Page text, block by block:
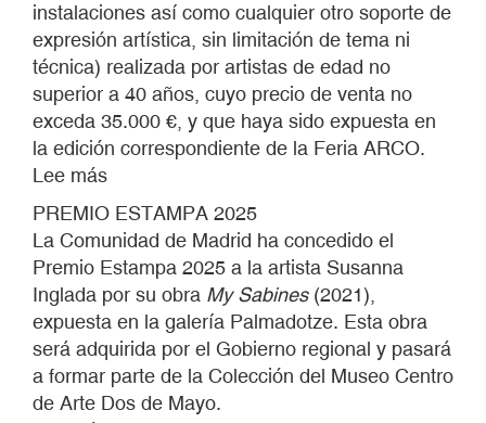
instalaciones así como cualquier otro soporte de
expresión artística, sin limitación de tema ni
técnica) realizada por artistas de edad no
superior a 40 años, cuyo precio de venta no
exceda 35.000 €, y que haya sido expuesta en
la edición correspondiente de la Feria ARCO.
Lee más
PREMIO
ESTAMPA
2025
PREMIO ESTAMPA 2025
La Comunidad de Madrid ha concedido el
Premio Estampa 2025 a la artista Susanna
Inglada por su obra My Sabines (2021),
expuesta en la galería Palmadotze. Esta obra
será adquirida por el Gobierno regional y pasará
a formar parte de la Colección del Museo Centro
de Arte Dos de Mayo.